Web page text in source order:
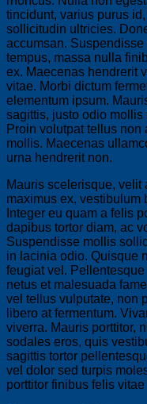
tincidunt, varius purus
sollicitudin ultricies.
accumsan.
tempus, massa nulla
ex. Maecenas hendrerit
vitae. Morbi dictum
elementum ipsum.
sagittis, justo odio
Proin volutpat tellus non
mollis. Maecenas
urna hendrerit non.
Mauris scelerisque,
maximus ex, vestibulum
Integer eu quam a felis
dapibus tortor diam, ac
Suspendisse mollis
in lacinia odio. Quisque
feugiat vel.
netus et malesuada
vel tellus vulputate, non
libero at fermentum.
viverra. Mauris porttitor,
sodales eros, quis
sagittis tortor
vel dolor sed turpis
porttitor finibus felis vitae